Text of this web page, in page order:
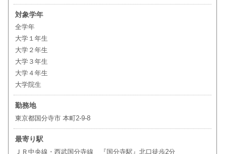
対象学年
全学年
大学１年生
大学２年生
大学３年生
大学４年生
大学院生
勤務地
東京都国分寺市 本町2-9-8
最寄り駅
ＪＲ中央線・西武国分寺線 『国分寺駅』北口徒歩2分